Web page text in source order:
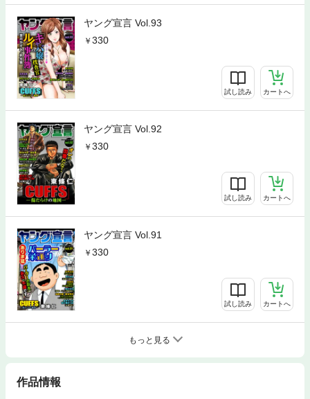
ヤング宣言 Vol.93
330
試し読み カートへ
ヤング宣言 Vol.92
330
試し読み カートへ
ヤング宣言 Vol.91
330
試し読み カートへ
もっと見る
作品情報